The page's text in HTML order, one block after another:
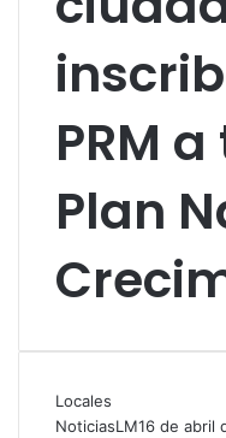
PRM
Plan
Locales
NoticiasLM16 de abril